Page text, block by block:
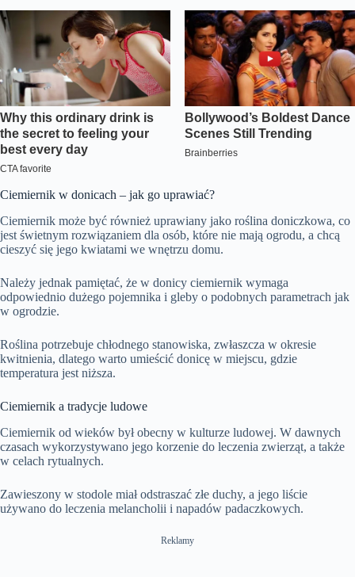
Ciemiernik w donicach – jak go uprawiać?
Ciemiernik może być również uprawiany jako roślina doniczkowa, co
jest świetnym rozwiązaniem dla osób, które nie mają ogrodu, a chcą
cieszyć się jego kwiatami we wnętrzu domu.
Należy jednak pamiętać, że w donicy ciemiernik wymaga
odpowiednio dużego pojemnika i gleby o podobnych parametrach jak
w ogrodzie.
Roślina potrzebuje chłodnego stanowiska, zwłaszcza w okresie
kwitnienia, dlatego warto umieścić donicę w miejscu, gdzie
temperatura jest niższa.
Ciemiernik a tradycje ludowe
Ciemiernik od wieków był obecny w kulturze ludowej. W dawnych
czasach wykorzystywano jego korzenie do leczenia zwierząt, a także
w celach rytualnych.
Zawieszony w stodole miał odstraszać złe duchy, a jego liście
używano do leczenia melancholii i napadów padaczkowych.
Reklamy